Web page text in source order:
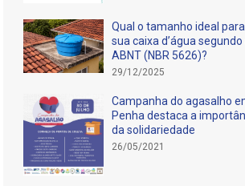
Qual o tamanho ideal para
sua caixa d’água segundo
ABNT (NBR 5626)?
29/12/2025
Campanha do agasalho
Penha destaca a
da solidariedade
26/05/2021